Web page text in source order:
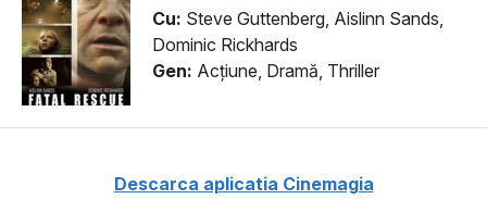
Cu: Steve Guttenberg, Aislinn Sands,
Dominic Rickhards
Gen: Acţiune, Dramă, Thriller
Descarca aplicatia Cinemagia